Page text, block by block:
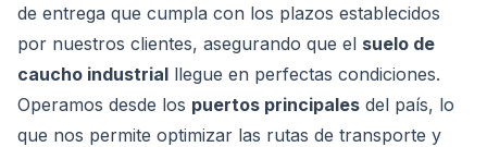
de entrega que cumpla con los plazos establecidos
por nuestros clientes, asegurando que el suelo de
caucho industrial llegue en perfectas condiciones.
Operamos desde los puertos principales del país, lo
que nos permite optimizar las rutas de transporte y